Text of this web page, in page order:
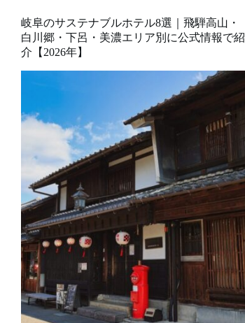
岐阜のサステナブルホテル8選｜飛騨高山・
白川郷・下呂・美濃エリア別に公式情報で紹
介【2026年】